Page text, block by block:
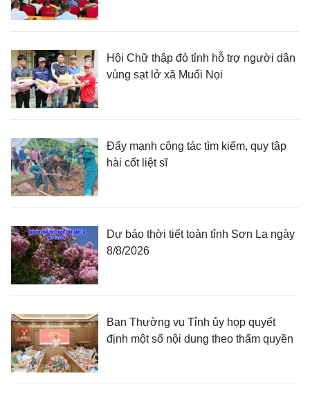
Hội Chữ thập đỏ tỉnh hỗ trợ người dân
vùng sạt lở xã Muổi Nọi
Đẩy mạnh công tác tìm kiếm, quy tập
hài cốt liệt sĩ
Dự báo thời tiết toàn tỉnh Sơn La ngày
8/8/2026
Ban Thường vụ Tỉnh ủy họp quyết
định một số nội dung theo thẩm quyền